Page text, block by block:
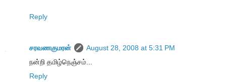
Reply
சரவணகுமரன்
August 28, 2008 at 5:31 PM
நன்றி தமிழ்நெஞ்சம்...
Reply